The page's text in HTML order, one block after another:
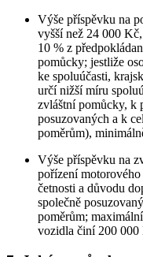
Výše příspěvku na
vyšší než 24 000
10 % z
pomůcky; jestliže
ke spoluúčasti,
určí nižší míru
zvláštní pomůcky, k
posuzovaných a k
poměrům),
Výše příspěvku na
pořízení
četnosti a důvodu
společně
poměrům;
vozidla činí 200 000